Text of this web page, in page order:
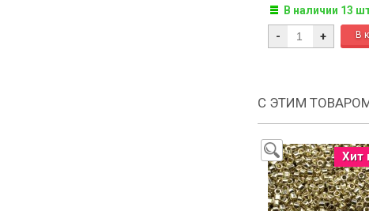
В наличии 13
- +
С ЭТИМ
Хит